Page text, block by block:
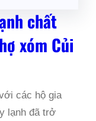
chất
xóm Củi
các hộ gia
lạnh đã trở